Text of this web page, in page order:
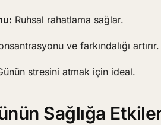
Ruhsal rahatlama sağlar.
ve farkındalığı artırır.
stresini atmak için ideal.
Sağlığa